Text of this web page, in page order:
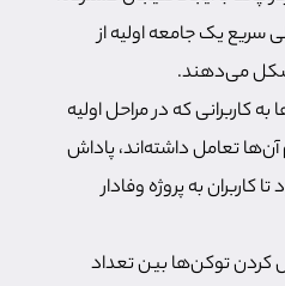
سریع یک جامعه اولیه از
شکل می‌دهند.
به کاربرانی که در مراحل اولیه
آن‌ها تعامل داشته‌اند، پاداش
به پروژه وفادار
کردن توکن‌ها بین تعداد